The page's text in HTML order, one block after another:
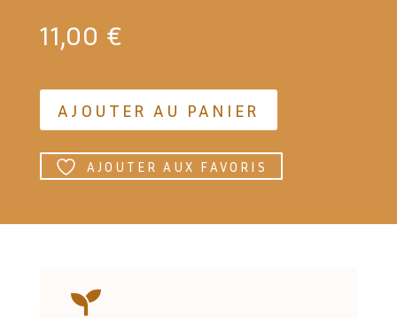
11,00 €
AJOUTER AU PANIER
AJOUTER AUX FAVORIS
